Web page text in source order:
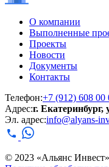
О компании
Выполненные
Проекты
Новости
Документы
Контакты
Телефон:+7 (912) 608 00
Адрес:г.
Эл. адрес:info@alyans-
© 2023 «Альянс Инвест»